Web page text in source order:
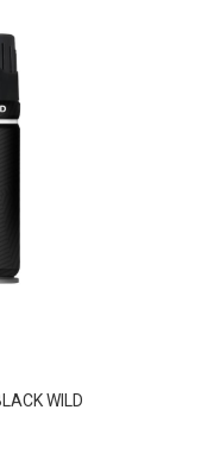
WILD